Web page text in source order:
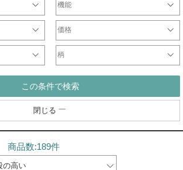
閉じる
機能
遮光カーテン
一級遮光カーテン
非遮光ドレープ
防炎カーテン
遮熱カーテン
ウォッシャブルカーテン
形状記憶カーテン
防音カーテン
天然素材
ミラーレース
非ミラーレース
UVカットレース
防炎レース
刺繍レース
防虫レース
断熱レース
光触媒レース
防音レース
遮熱レース
チュールレース
ドレープ
レース
価格
～2000円
2001円～5000円
5001円～10000円
10001円～20000円
20001円～40000円
柄
無地ドレープ
チェックドレープ
ストライプドレープ
ボーダー
ドット
花
ダマスク柄
幾何学柄
この条件で検索
商品数:189件
の高い